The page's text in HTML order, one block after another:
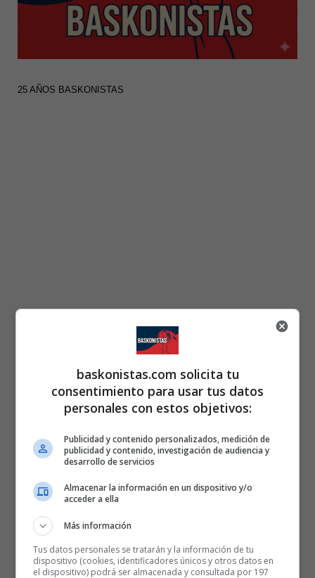
25 AÑOS BASKONISTAS
baskonistas.com solicita tu
consentimiento para usar tus datos
personales con estos objetivos:
Publicidad y contenido personalizados, medición de
publicidad y contenido, investigación de audiencia y
desarrollo de servicios
Almacenar la información en un dispositivo y/o
acceder a ella
Más información
Tus datos personales se tratarán y la información de tu
dispositivo (cookies, identificadores únicos y otros datos en
el dispositivo) podrá ser almacenada y consultada por 197